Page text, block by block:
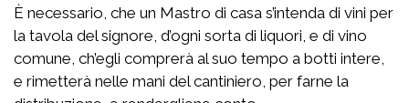
È necessario, che un Mastro di casa s’intenda di vini per
la tavola del signore, d’ogni sorta di liquori, e di vino
comune, ch’egli comprerà al suo tempo a botti intere,
e rimetterà nelle mani del cantiniero, per farne la